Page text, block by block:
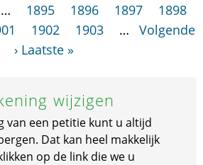
… 1895 1896 1897
1898
1902 1903 …
Volgende
› Laatste »
wijzigen
van een petitie kunt u altijd
Dat kan heel makkelijk
op de link die we u